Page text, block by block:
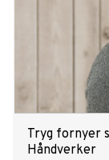
Tryg fornyer
Håndverker